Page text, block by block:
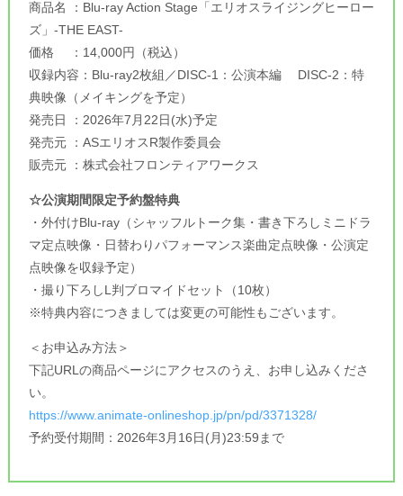
商品名 ：Blu-ray Action Stage「エリオスライジングヒーロー
ズ」-THE EAST-
価格 ：14,000円（税込）
収録内容：Blu-ray2枚組／DISC-1：公演本編 DISC-2：特
典映像（メイキングを予定）
発売日 ：2026年7月22日(水)予定
発売元 ：ASエリオスR製作委員会
販売元 ：株式会社フロンティアワークス
☆公演期間限定予約盤特典
・外付けBlu-ray（シャッフルトーク集・書き下ろしミニドラ
マ定点映像・日替わりパフォーマンス楽曲定点映像・公演定
点映像を収録予定）
・撮り下ろしL判ブロマイドセット（10枚）
※特典内容につきましては変更の可能性もございます。
＜お申込み方法＞
下記URLの商品ページにアクセスのうえ、お申し込みくださ
い。
https://www.animate-onlineshop.jp/pn/pd/3371328/
予約受付期間：2026年3月16日(月)23:59まで